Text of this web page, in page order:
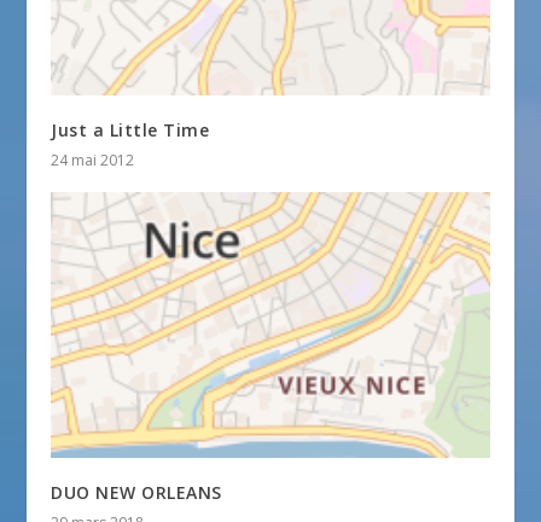
Just a Little Time
24 mai 2012
DUO NEW ORLEANS